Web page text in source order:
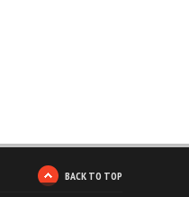
BACK TO TOP